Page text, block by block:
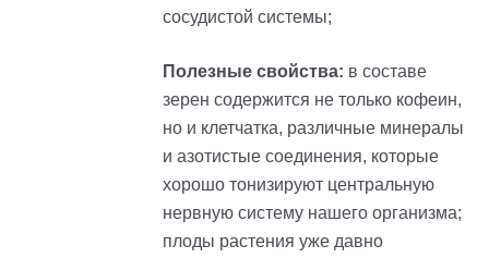
сосудистой системы;
Полезные свойства: в составе
зерен содержится не только кофеин,
но и клетчатка, различные минералы
и азотистые соединения, которые
хорошо тонизируют центральную
нервную систему нашего организма;
плоды растения уже давно